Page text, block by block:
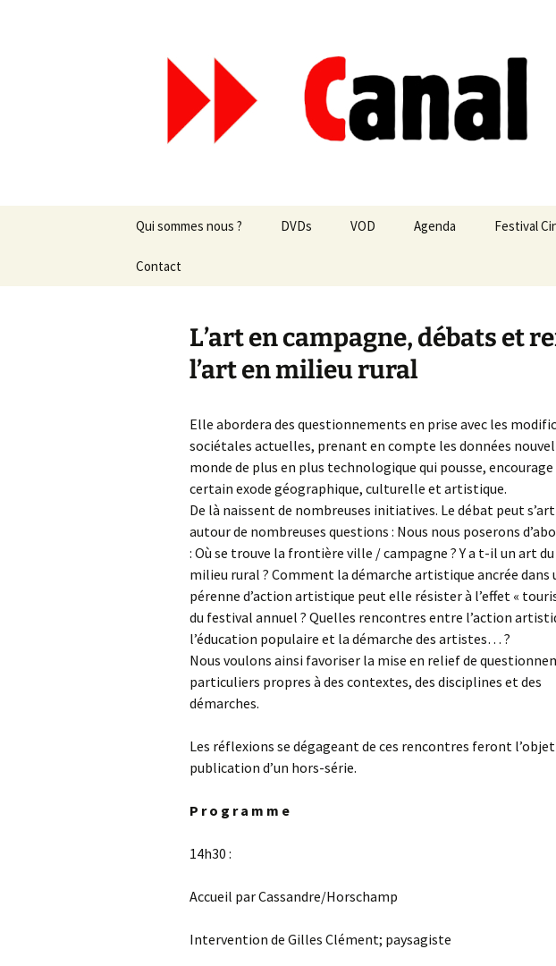
Canal Marches
Qui sommes nous ?
Les revues de presse
Les projets
DVDs VOD Agenda Festival
Contact
L’art en campagne, débats et
l’art en milieu rural
Elle abordera des questionnements en prise avec les
sociétales actuelles, prenant en compte les données
monde de plus en plus technologique qui pousse,
certain exode géographique, culturelle et artistique.
De là naissent de nombreuses initiatives. Le débat peut
autour de nombreuses questions : Nous nous poserons
: Où se trouve la frontière ville / campagne ? Y a t-il un art du
milieu rural ? Comment la démarche artistique ancrée dans
pérenne d’action artistique peut elle résister à l’effet «
du festival annuel ? Quelles rencontres entre l’action
l’éducation populaire et la démarche des artistes… ?
Nous voulons ainsi favoriser la mise en relief de
particuliers propres à des contextes, des disciplines et des
démarches.
Les réflexions se dégageant de ces rencontres feront l’objet
publication d’un hors-série.
P r o g r a m m e
14h30 :
Accueil par Cassandre/Horschamp
Intervention de Gilles Clément; paysagiste